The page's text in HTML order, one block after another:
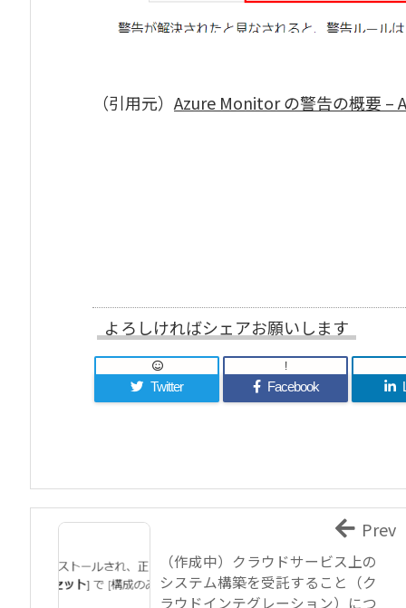
（引用元） Azure Monitor の警告の概要
よろしければシェアお願いします
Twitter Facebook
!
（作成中）クラウドサービス上の
システム構築を受託すること（ク
ラウドインテグレーション）につ
Prev